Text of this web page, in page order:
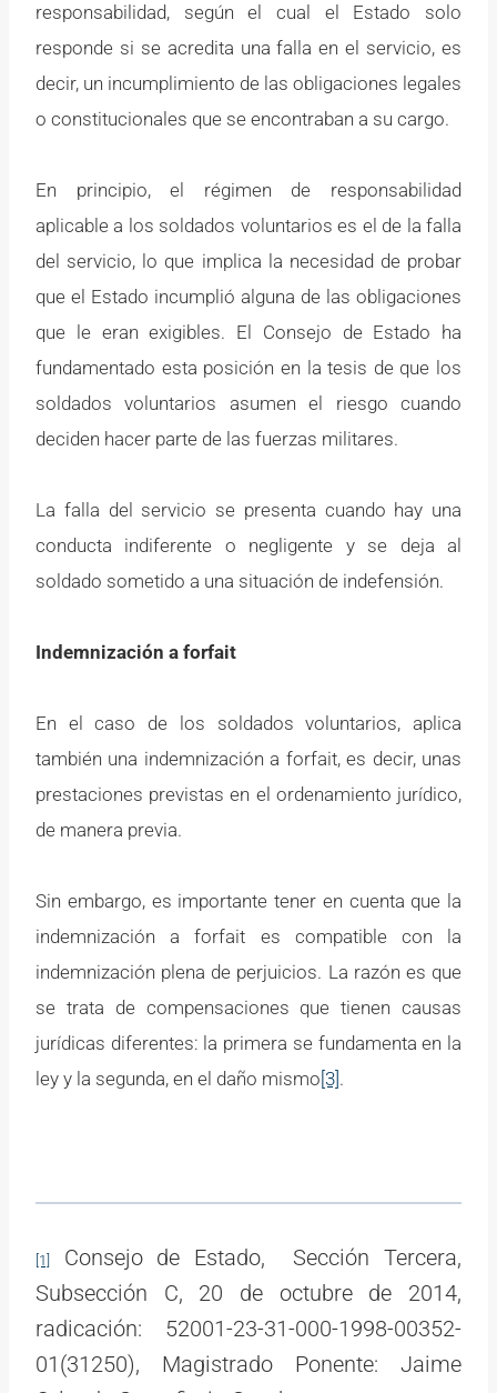
responsabilidad, según el cual el Estado solo
responde si se acredita una falla en el servicio, es
decir, un incumplimiento de las obligaciones legales
o constitucionales que se encontraban a su cargo.
En principio, el régimen de responsabilidad
aplicable a los soldados voluntarios es el de la falla
del servicio, lo que implica la necesidad de probar
que el Estado incumplió alguna de las obligaciones
que le eran exigibles. El Consejo de Estado ha
fundamentado esta posición en la tesis de que los
soldados voluntarios asumen el riesgo cuando
deciden hacer parte de las fuerzas militares.
La falla del servicio se presenta cuando hay una
conducta indiferente o negligente y se deja al
soldado sometido a una situación de indefensión.
Indemnización a forfait
En el caso de los soldados voluntarios, aplica
también una indemnización a forfait, es decir, unas
prestaciones previstas en el ordenamiento jurídico,
de manera previa.
Sin embargo, es importante tener en cuenta que la
indemnización a forfait es compatible con la
indemnización plena de perjuicios. La razón es que
se trata de compensaciones que tienen causas
jurídicas diferentes: la primera se fundamenta en la
ley y la segunda, en el daño mismo [3] .
[1]
Consejo de Estado, Sección Tercera,
Subsección C, 20 de octubre de 2014,
radicación: 52001-23-31-000-1998-00352-
01(31250), Magistrado Ponente: Jaime